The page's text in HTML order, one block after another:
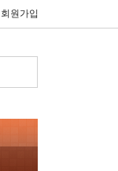
회원가입